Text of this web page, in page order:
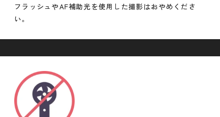
フラッシュやAF補助光を使用した撮影はおやめくださ
い。